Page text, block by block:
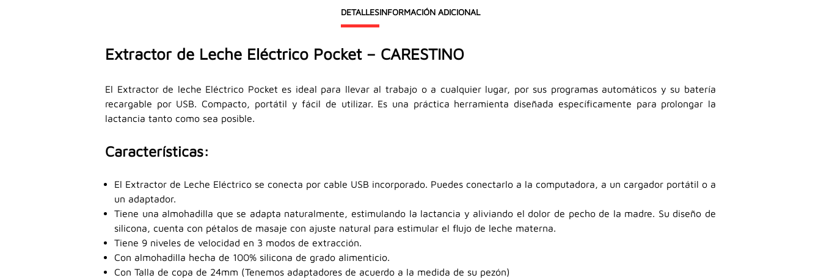
DETALLESINFORMACIÓN ADICIONAL
Extractor de Leche Eléctrico Pocket – CARESTINO
El Extractor de leche Eléctrico Pocket es ideal para llevar al trabajo o a cualquier lugar, por sus programas automáticos y su batería
recargable por USB. Compacto, portátil y fácil de utilizar. Es una práctica herramienta diseñada específicamente para prolongar la
lactancia tanto como sea posible.
Características:
El Extractor de Leche Eléctrico se conecta por cable USB incorporado. Puedes conectarlo a la computadora, a un cargador portátil o a
un adaptador.
Tiene una almohadilla que se adapta naturalmente, estimulando la lactancia y aliviando el dolor de pecho de la madre. Su diseño de
silicona, cuenta con pétalos de masaje con ajuste natural para estimular el flujo de leche materna.
Tiene 9 niveles de velocidad en 3 modos de extracción.
Con almohadilla hecha de 100% silicona de grado alimenticio.
Con Talla de copa de 24mm (Tenemos adaptadores de acuerdo a la medida de su pezón)